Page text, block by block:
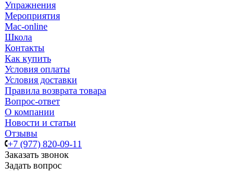
Упражнения
Мероприятия
Mac-online
Школа
Контакты
Как купить
Условия оплаты
Условия доставки
Правила возврата товара
Вопрос-ответ
О компании
Новости и статьи
Отзывы
+7 (977) 820-09-11
Заказать звонок
Задать вопрос